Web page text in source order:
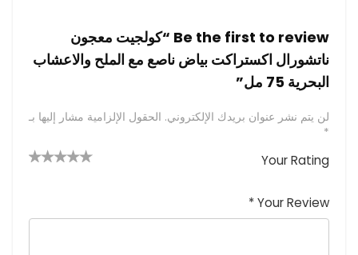
Be the first to review “كولجيت معجون
ناتشورال اكستراكت بياض ناصع مع الملح والاعشاب
البحرية 75 مل”
لن يتم نشر عنوان بريدك الإلكتروني. الحقول الإلزامية مشار إليها بـ
*
Your Rating
ن
أصلنجومنجوم
Your Review
*